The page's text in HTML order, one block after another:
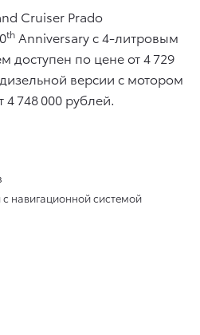
Cruiser Prado
th Anniversary c 4-литровым
доступен по цене от 4 729
версии с мотором
4 748 000 рублей.
навигационной системой